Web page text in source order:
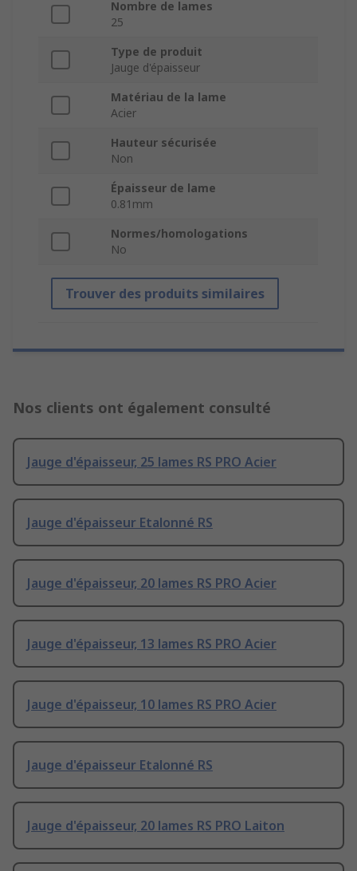
Nombre de lames
25
Type de produit
Jauge d'épaisseur
Matériau de la lame
Acier
Hauteur sécurisée
Non
Épaisseur de lame
0.81mm
Normes/homologations
No
Trouver des produits similaires
Nos clients ont également consulté
Jauge d'épaisseur, 25 lames RS PRO Acier
Jauge d'épaisseur Etalonné RS
Jauge d'épaisseur, 20 lames RS PRO Acier
Jauge d'épaisseur, 13 lames RS PRO Acier
Jauge d'épaisseur, 10 lames RS PRO Acier
Jauge d'épaisseur Etalonné RS
Jauge d'épaisseur, 20 lames RS PRO Laiton